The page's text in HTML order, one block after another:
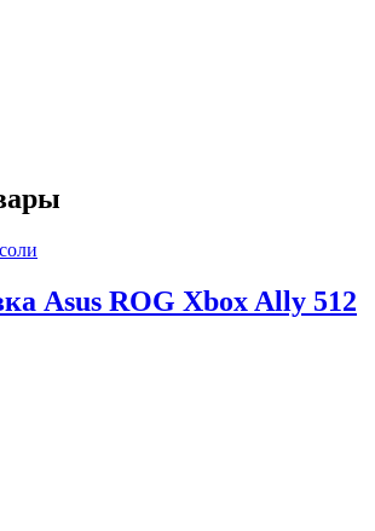
Asus ROG Xbox Ally 512